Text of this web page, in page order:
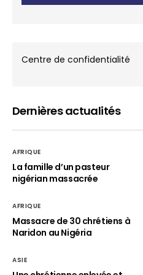
Centre de confidentialité
Dernières actualités
AFRIQUE
La famille d’un pasteur
nigérian massacrée
AFRIQUE
Massacre de 30 chrétiens à
Naridon au Nigéria
ASIE